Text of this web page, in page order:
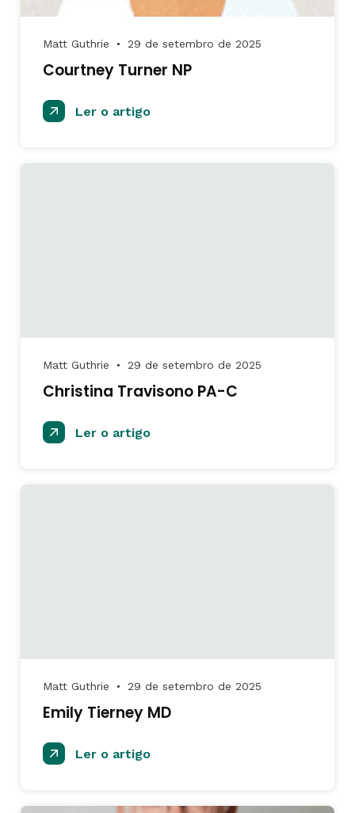
Matt Guthrie ● 29 de setembro de 2025
Courtney Turner NP
Ler o artigo
Matt Guthrie ● 29 de setembro de 2025
Christina Travisono PA-C
Ler o artigo
Matt Guthrie ● 29 de setembro de 2025
Emily Tierney MD
Ler o artigo